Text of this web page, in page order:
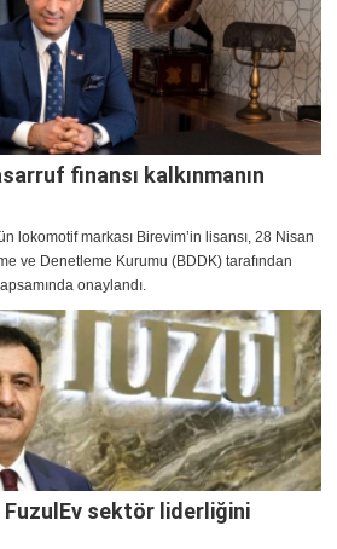
finansı kalkınmanın
lokomotif markası Birevim’in lisansı, 28 Nisan
ve Denetleme Kurumu (BDDK) tarafından
onaylandı.
FuzulEv sektör liderliğini